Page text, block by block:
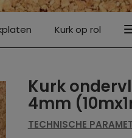
Kurk op rol
Kurk
4mm
TECHNISCHE